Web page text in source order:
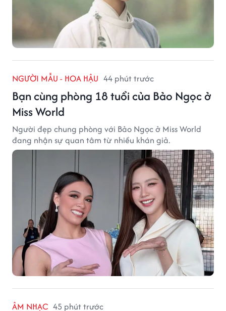
NGƯỜI MẪU - HOA HẬU 44 phút trước
Bạn cùng phòng 18 tuổi của Bảo Ngọc ở
Miss World
Người đẹp chung phòng với Bảo Ngọc ở Miss World
đang nhận sự quan tâm từ nhiều khán giả.
ÂM NHẠC 45 phút trước